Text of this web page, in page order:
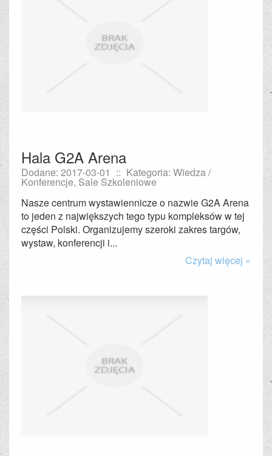
Hala G2A Arena
Dodane: 2017-03-01 :: Kategoria: Wiedza /
Konferencje, Sale Szkoleniowe
Nasze centrum wystawiennicze o nazwie G2A Arena
to jeden z największych tego typu kompleksów w tej
części Polski. Organizujemy szeroki zakres targów,
wystaw, konferencji i...
Czytaj więcej »